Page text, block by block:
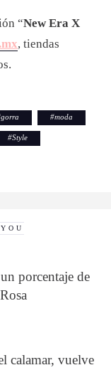
“New Era X
, tiendas
gorra #moda
#Style
porcentaje de
calamar, vuelve